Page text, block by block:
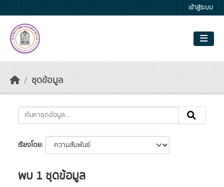
เข้าสู่ระบบ
ชุดข้อมูล
เรียงโดย
พบ 1 ชุดข้อมูล